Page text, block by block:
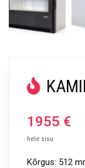
1955 €
hele sisu
Kõrgus: 512